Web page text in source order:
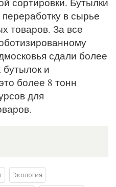
в сырье
товаров. За все
сдали более
бутылок и
более 8 тонн
для
Экология